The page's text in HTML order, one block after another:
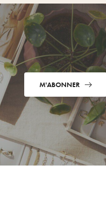
M'ABONNER